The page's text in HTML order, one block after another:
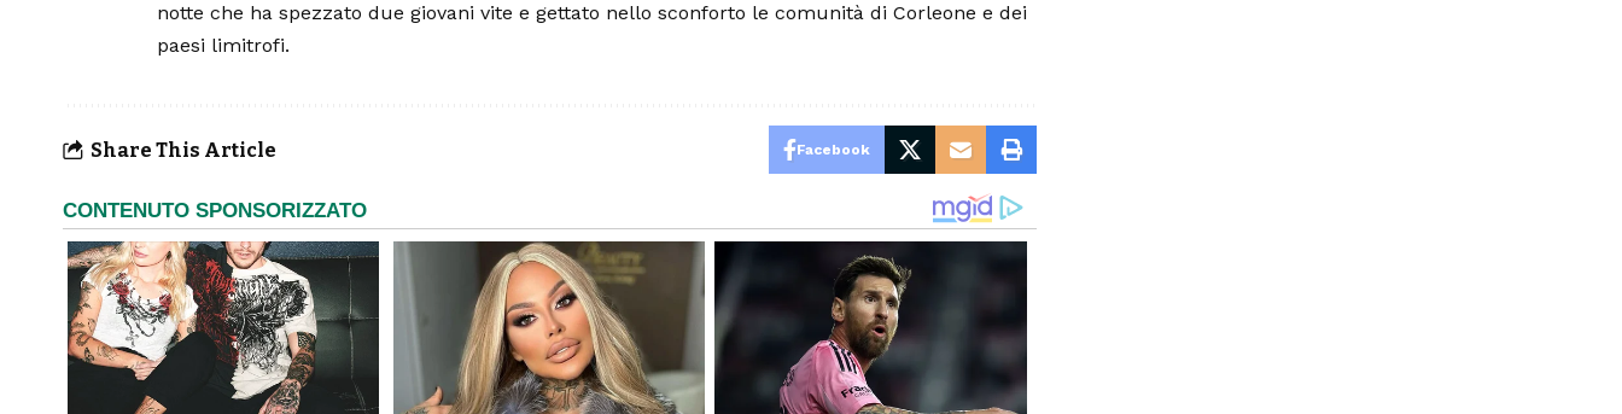
notte che ha spezzato due giovani vite e gettato nello sconforto le comunità di Corleone e dei
paesi limitrofi.
Share This Article Facebook